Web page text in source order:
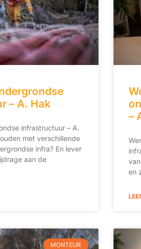
– A. Hak
infrastructuur – A.
met verschillende
infra? En lever
aan de
–
en
MONTEUR